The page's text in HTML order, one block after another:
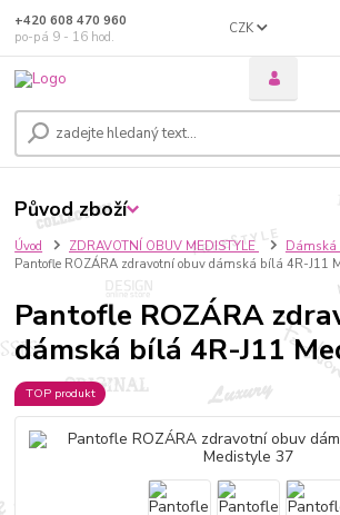
CZK
+420 608 470 960
po-pá 9 - 16 hod.
Úvod ZDRAVOTNÍ OBUV MEDISTYLE
Dámská
Pantofle ROZÁRA zdravotní obuv dámská bílá 4R-J11
Pantofle ROZÁRA
dámská bílá 4R-J11
TOP produkt
Původ zboží